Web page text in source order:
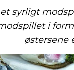
syrligt
i
østersene